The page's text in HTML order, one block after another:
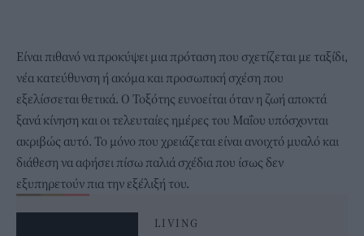
Είναι πιθανό να προκύψει μια πρόταση που σχετίζεται με ταξίδι,
νέα κατεύθυνση ή ακόμα και προσωπική σχέση που
εξελίσσεται θετικά. Ο Τοξότης ευνοείται όταν η ζωή αποκτά
ξανά κίνηση και οι τελευταίες ημέρες του Μαΐου υπόσχονται
ακριβώς αυτό. Το μόνο που χρειάζεται είναι ανοιχτό μυαλό και
διάθεση να αφήσει πίσω παλιά σχέδια που ίσως δεν
εξυπηρετούν πια την εξέλιξή του.
LIVING